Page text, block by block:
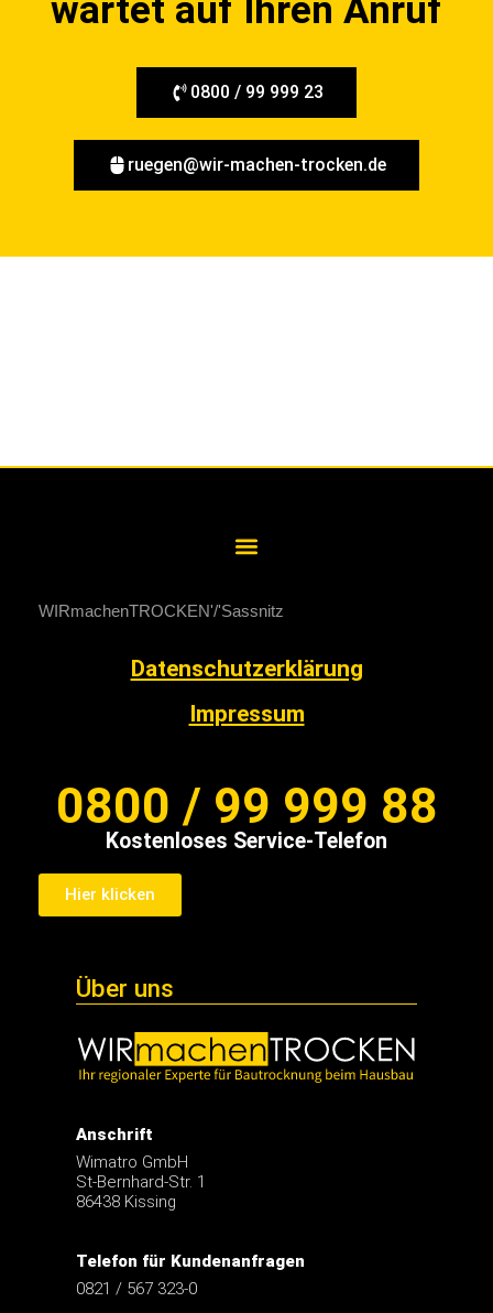
wartet auf Ihren Anruf
0800 / 99 999 23
ruegen@wir-machen-trocken.de
WIRmachenTROCKEN Sassnitz
Datenschutzerklärung
Impressum
0800 / 99 999 88
Kostenloses Service-Telefon
Hier klicken
Über uns
Anschrift
Wimatro GmbH
St-Bernhard-Str. 1
86438 Kissing
Telefon für Kundenanfragen
0821 / 567 323-0